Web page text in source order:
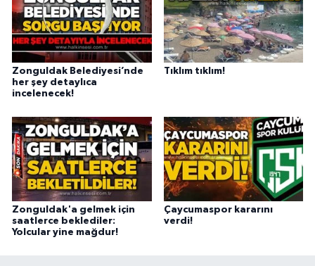
Zonguldak Belediyesi’nde
her şey detaylıca
incelenecek!
Tıklım tıklım!
Zonguldak'a gelmek için
saatlerce beklediler:
Yolcular yine mağdur!
Çaycumaspor kararını
verdi!